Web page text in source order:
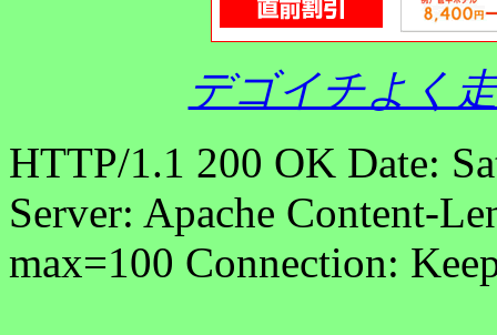
デゴイチよく
HTTP/1.1 200 OK Date:
Server: Apache Content-
max=100 Connection: